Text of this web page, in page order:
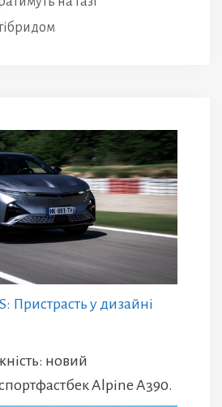
гібридом
Пристрасть у дизайні
новий
Alpine A390.